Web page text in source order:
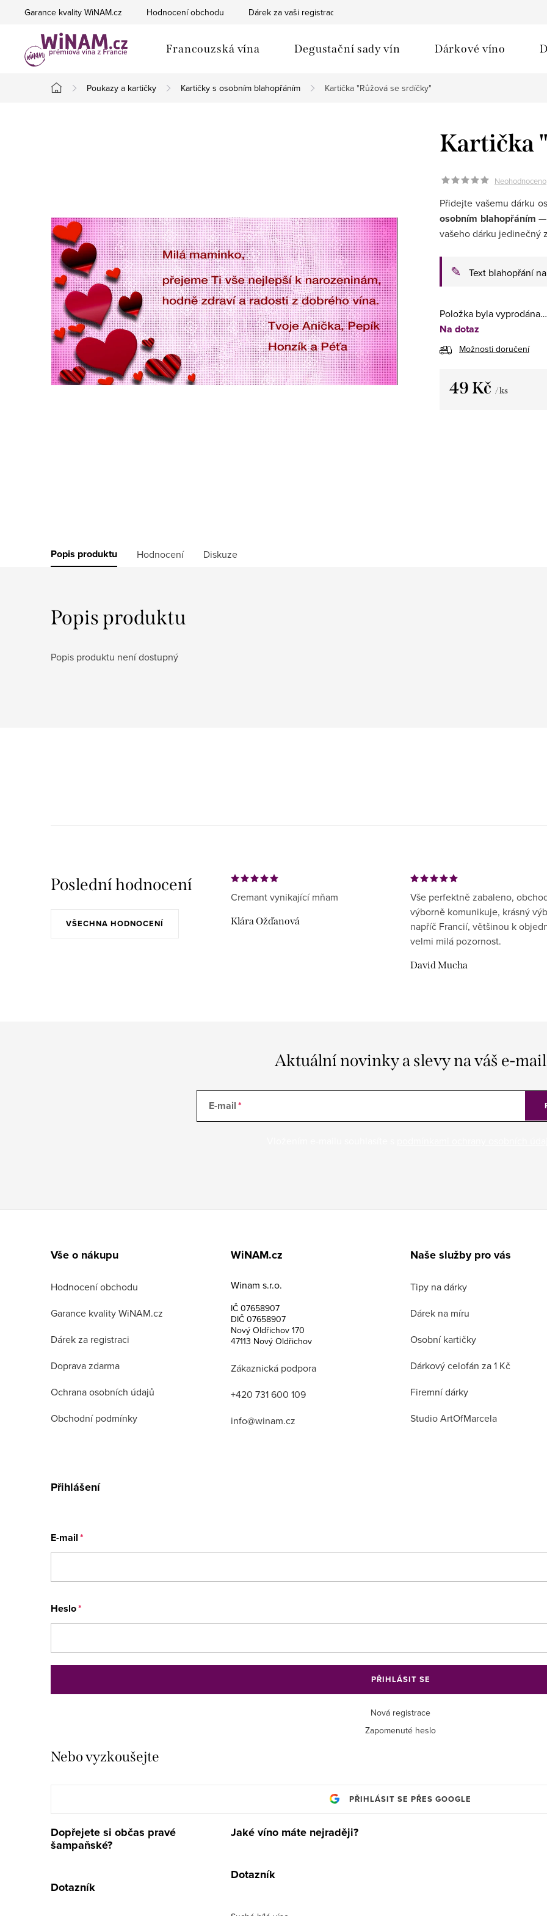
Garance kvality WiNAM.cz Hodnocení obchodu Dárek za vaši registraci
Francouzská vína Degustační sady vín Dárkové víno
Domů
Poukazy a kartičky Kartičky s osobním blahopřáním Kartička "Růžová se srdíčky"
Kartička
Neohodnoceno
Přidejte vašemu dárku
osobním blahopřáním —
vašeho dárku jedinečný
✎ Text blahopřání
Položka byla vyprodána…
Na dotaz
Možnosti doručení
49 Kč / ks
Popis produktu Hodnocení Diskuze
Popis produktu
Popis produktu není dostupný
Poslední hodnocení
VŠECHNA HODNOCENÍ
Cremant vynikající mňam
Klára Ožďanová
Vše perfektně zabaleno,
výborně komunikuje, krásný
napříč Francií, většinou k
velmi milá pozornost.
David Mucha
Aktuální novinky a slevy na váš e-mail
E-mail
Vše o nákupu
Hodnocení obchodu
Garance kvality WiNAM.cz
Dárek za registraci
Doprava zdarma
Ochrana osobních údajů
Obchodní podmínky
WiNAM.cz
Winam s.r.o.
IČ 07658907
DIČ 07658907
Nový Oldřichov 170
47113 Nový Oldřichov
Zákaznická podpora
+420 731 600 109
info@winam.cz
Naše služby pro vás
Tipy na dárky
Dárek na míru
Osobní kartičky
Dárkový celofán za 1 Kč
Firemní dárky
Studio ArtOfMarcela
Přihlášení
E-mail
Heslo
PŘIHLÁSIT SE
Nová registrace
Zapomenuté heslo
Nebo vyzkoušejte
PŘIHLÁSIT SE PŘES GOOGLE
Dopřejete si občas pravé
šampaňské?
Dotazník
Jaké víno máte nejraději?
Dotazník